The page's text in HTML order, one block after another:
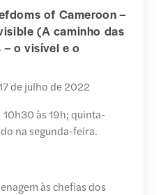
of Cameroon –
(A caminho das
o visível e o
de julho de 2022
às 19h; quinta-
na segunda-feira.
às chefias dos